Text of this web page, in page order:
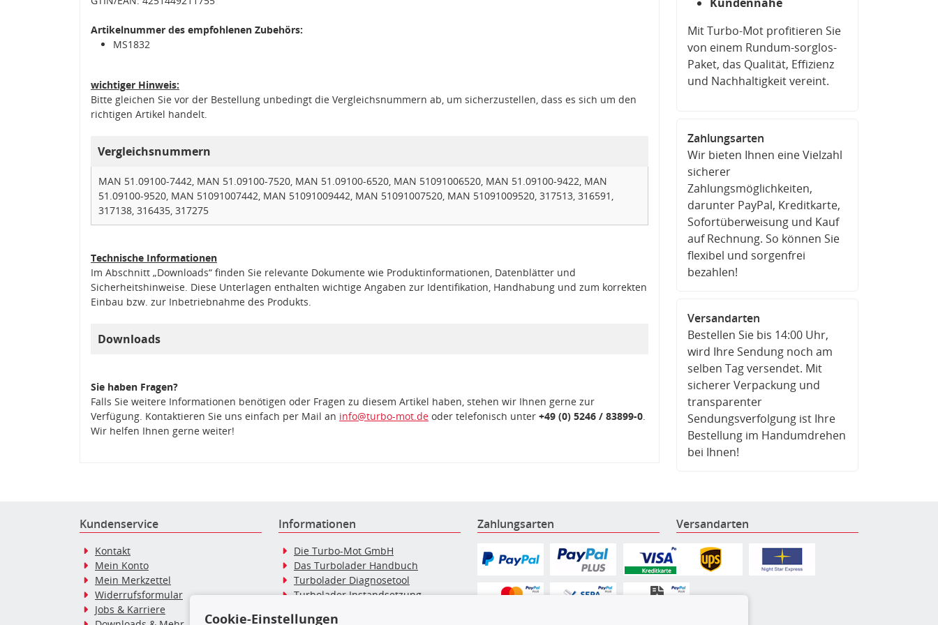
Artikelnummer des empfohlenen Zubehörs:
MS1832
wichtiger Hinweis:
Bitte gleichen Sie vor der Bestellung unbedingt die Vergleichsnummern ab, um sicherzustellen, dass es sich um den
richtigen Artikel handelt.
Vergleichsnummern
MAN 51.09100-7442, MAN 51.09100-7520, MAN 51.09100-6520, MAN 51091006520, MAN 51.09100-9422, MAN
51.09100-9520, MAN 51091007442, MAN 51091009442, MAN 51091007520, MAN 51091009520, 317513, 316591,
317138, 316435, 317275
Technische Informationen
Im Abschnitt „Downloads“ finden Sie relevante Dokumente wie Produktinformationen, Datenblätter und
Sicherheitshinweise. Diese Unterlagen enthalten wichtige Angaben zur Identifikation, Handhabung und zum korrekten
Einbau bzw. zur Inbetriebnahme des Produkts.
Downloads
Sie haben Fragen?
Falls Sie weitere Informationen benötigen oder Fragen zu diesem Artikel haben, stehen wir Ihnen gerne zur
Verfügung. Kontaktieren Sie uns einfach per Mail an info@turbo-mot.de oder telefonisch unter +49 (0) 5246 / 83899-0.
Wir helfen Ihnen gerne weiter!
Mit Turbo-Mot profitieren Sie
von einem Rundum-sorglos-
Paket, das Qualität, Effizienz
und Nachhaltigkeit vereint.
Zahlungsarten
Wir bieten Ihnen eine Vielzahl
sicherer
Zahlungsmöglichkeiten,
darunter PayPal, Kreditkarte,
Sofortüberweisung und Kauf
auf Rechnung. So können Sie
flexibel und sorgenfrei
bezahlen!
Versandarten
Bestellen Sie bis 14:00 Uhr,
wird Ihre Sendung noch am
selben Tag versendet. Mit
sicherer Verpackung und
transparenter
Sendungsverfolgung ist Ihre
Bestellung im Handumdrehen
bei Ihnen!
Kundenservice
Kontakt
Mein Konto
Mein Merkzettel
Widerrufsformular
Jobs & Karriere
Informationen
Die Turbo-Mot GmbH
Das Turbolader Handbuch
Turbolader Diagnosetool
Turbolader Instandsetzung
Zahlungsarten Versandarten
Cookie-Einstellungen